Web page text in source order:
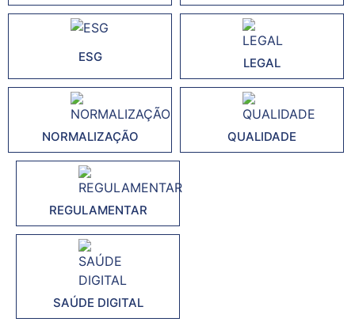
ESG LEGAL
NORMALIZAÇÃO QUALIDADE
REGULAMENTAR
SAÚDE DIGITAL